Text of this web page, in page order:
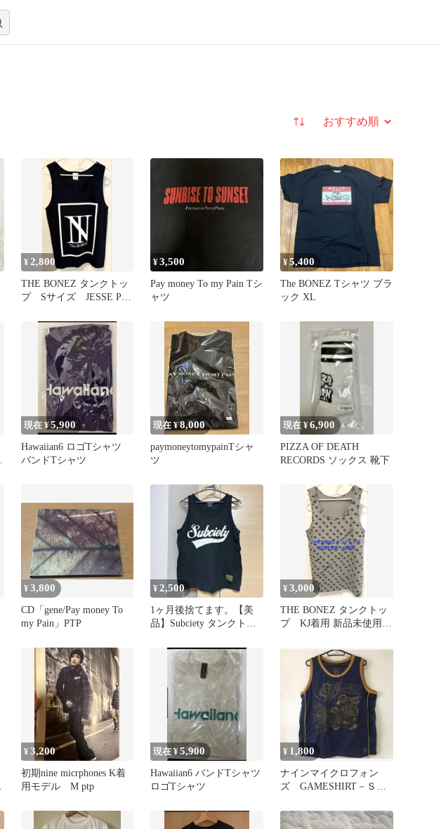
並び替え
¥ 2,800
THE BONEZ タンクトッ
プ Sサイズ JESSE PTP
¥3,500
Pay money To my Pain Tシ
ャツ
¥5,400
The BONEZ Tシャツ ブラ
ック XL
現在 ¥5,900
Hawaiian6 ロゴTシャツ
バンドTシャツ
現在 ¥8,000
paymoneytomypainTシャ
ツ
現在 ¥6,900
PIZZA OF DEATH
RECORDS ソックス 靴下
¥3,800
CD「gene/Pay money To
my Pain」PTP
¥2,500
1ヶ月後捨てます。【美
品】Subciety タンクトッ
¥3,000
THE BONEZ タンクトッ
プ KJ着用 新品未使用
¥3,200
初期nine micrphones K着
用モデル M ptp
現在 ¥5,900
Hawaiian6 バンドTシャツ
ロゴTシャツ
¥ 1,800
ナインマイクロフォン
ズ GAMESHIRT－ＳＨ